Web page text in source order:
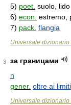
5) poet. suolo, lido
6) econ. estremo,
7) pack. flangia
Universale
3
за границами
n
gener. oltre ai limiti
Universale